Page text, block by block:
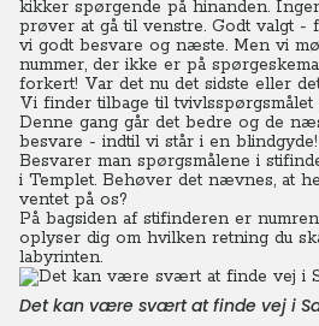
kikker spørgende på hinanden.
prøver at gå til venstre. Godt valgt
vi godt besvare og næste. Men vi
nummer, der ikke er på
forkert! Var det nu det sidste eller
Vi finder tilbage til tvivlsspørgsmålet
Denne gang går det bedre og de
besvare - indtil vi står i en
Besvarer man spørgsmålene i
i Templet. Behøver det nævnes, at
ventet på os?
På bagsiden af stifinderen er
oplyser dig om hvilken retning du
labyrinten.
Det kan være svært at finde vej i